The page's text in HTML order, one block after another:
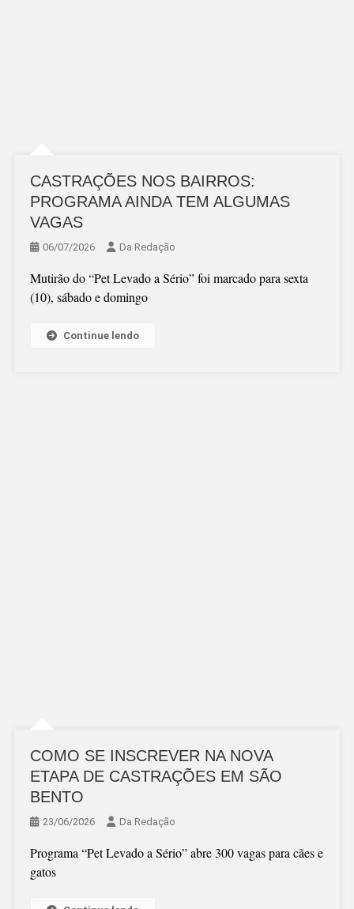
CASTRAÇÕES NOS BAIRROS:
PROGRAMA AINDA TEM ALGUMAS
VAGAS
06/07/2026 Da Redação
Mutirão do “Pet Levado a Sério” foi marcado para sexta
(10), sábado e domingo
Continue lendo
COMO SE INSCREVER NA NOVA
ETAPA DE CASTRAÇÕES EM SÃO
BENTO
23/06/2026 Da Redação
Programa “Pet Levado a Sério” abre 300 vagas para cães e
gatos